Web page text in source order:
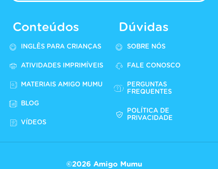
Conteúdos
INGLÊS PARA CRIANÇAS
ATIVIDADES IMPRIMÍVEIS
MATERIAIS AMIGO MUMU
BLOG
VÍDEOS
Dúvidas
SOBRE NÓS
FALE CONOSCO
PERGUNTAS
FREQUENTES
POLÍTICA DE
PRIVACIDADE
©2026 Amigo Mumu